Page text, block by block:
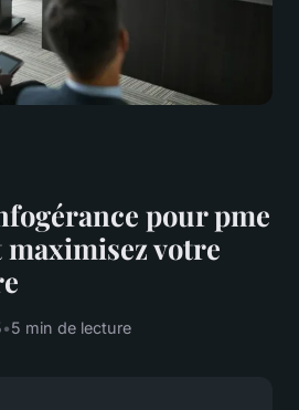
pour pme
votre
•5 min de lecture